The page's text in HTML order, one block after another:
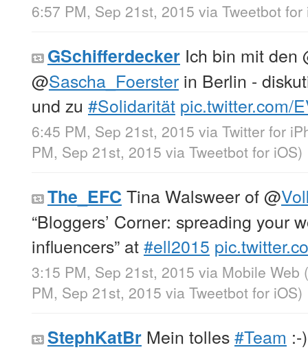
6:57 PM, Sep 21st, 2015 via Tweetbot
GSchifferdecker Ich bin mit den
@Sascha_Foerster in Berlin -
und zu #Solidarität pic.twitter.com/
6:45 PM, Sep 21st, 2015 via Twitter for
PM, Sep 21st, 2015 via Tweetbot for iΟS)
The_EFC Tina Walsweer of@
“Bloggers’ Corner: spreading your
influencers” at#ell2015
3:15 PM, Sep 21st, 2015 via Mobile Web
PM, Sep 21st, 2015 via Tweetbot for iΟS)
StephKatBr Mein tolles#Team :-